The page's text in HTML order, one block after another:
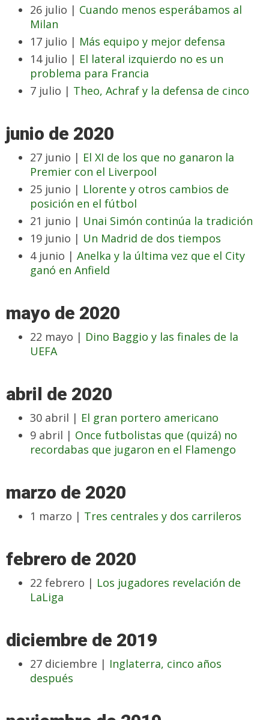
26 julio | Cuando menos esperábamos al
Milan
17 julio | Más equipo y mejor defensa
14 julio | El lateral izquierdo no es un
problema para Francia
7 julio | Theo, Achraf y la defensa de cinco
junio de 2020
27 junio | El XI de los que no ganaron la
Premier con el Liverpool
25 junio | Llorente y otros cambios de
posición en el fútbol
21 junio | Unai Simón continúa la tradición
19 junio | Un Madrid de dos tiempos
4 junio | Anelka y la última vez que el City
ganó en Anfield
mayo de 2020
22 mayo | Dino Baggio y las finales de la
UEFA
abril de 2020
30 abril | El gran portero americano
9 abril | Once futbolistas que (quizá) no
recordabas que jugaron en el Flamengo
marzo de 2020
1 marzo | Tres centrales y dos carrileros
febrero de 2020
22 febrero | Los jugadores revelación de
LaLiga
diciembre de 2019
27 diciembre | Inglaterra, cinco años
después